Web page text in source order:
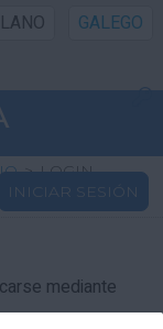
GALEGO
> LOGIN
INICIAR SESIÓN
mediante